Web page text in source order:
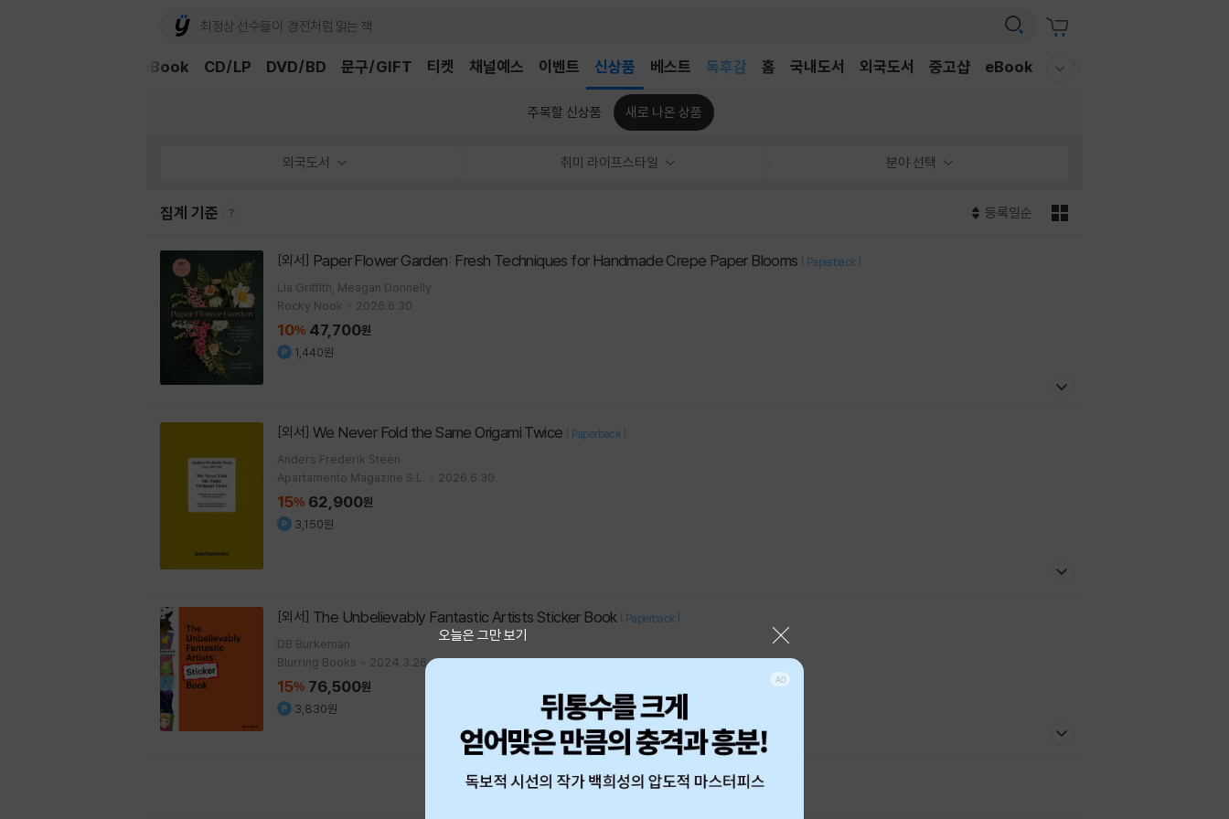
채널예스 이벤트 신상품 베스트
독후감
홈 국내도서 외국도서 중고샵 eBook CD/LP
eBook CD/LP DVD/BD 문구/GIFT 티켓
주목할 신상품 새로 나온 상품
외국도서 취미 라이프스타일 분야 선택
집계 기준 등록일순
[외서] Paper Flower Garden: Fresh Techniques for Handmade Crepe Paper Blooms [ Paperback ]
Lia Griffith, Meagan Donnelly
Rocky Nook
2026.6.30.
10% 47,700원
1,440원
[외서] We Never Fold the Same Origami Twice [ Paperback ]
Anders Frederik Steen
Apartamento Magazine S.L.
2026.6.30.
15% 62,900원
3,150원
[외서] The Unbelievably Fantastic Artists Sticker Book [ Paperback ]
DB Burkeman
Blurring Books
2024.3.26.
15% 76,500원
3,830원
1
오늘은 그만 보기